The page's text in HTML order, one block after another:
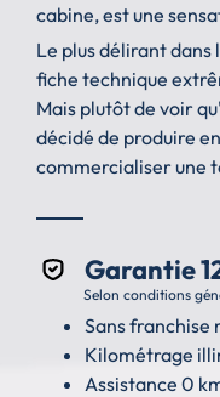
cabine, est une
Le plus délirant
fiche technique
Mais plutôt de voir
décidé de produire
commercialiser une
Garantie
Selon conditions
Sans franchise
Kilométrage
Assistance 0